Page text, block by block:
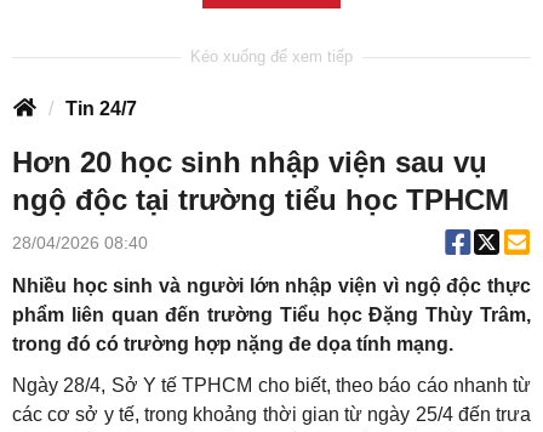
Tin 24/7
Hơn 20 học sinh nhập viện sau vụ
ngộ độc tại trường tiểu học TPHCM
28/04/2026 08:40
Nhiều học sinh và người lớn nhập viện vì ngộ độc thực
phẩm liên quan đến trường Tiểu học Đặng Thùy Trâm,
trong đó có trường hợp nặng đe dọa tính mạng.
Ngày 28/4, Sở Y tế TPHCM cho biết, theo báo cáo nhanh từ
các cơ sở y tế, trong khoảng thời gian từ ngày 25/4 đến trưa